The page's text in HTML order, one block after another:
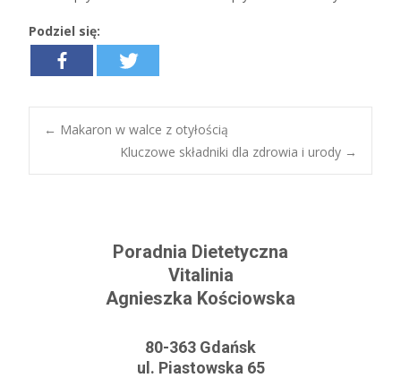
Podziel się:
Post navigation
← Makaron w walce z otyłością
Kluczowe składniki dla zdrowia i urody →
Poradnia Dietetyczna
Vitalinia
Agnieszka Kościowska
80-363 Gdańsk
ul. Piastowska 65